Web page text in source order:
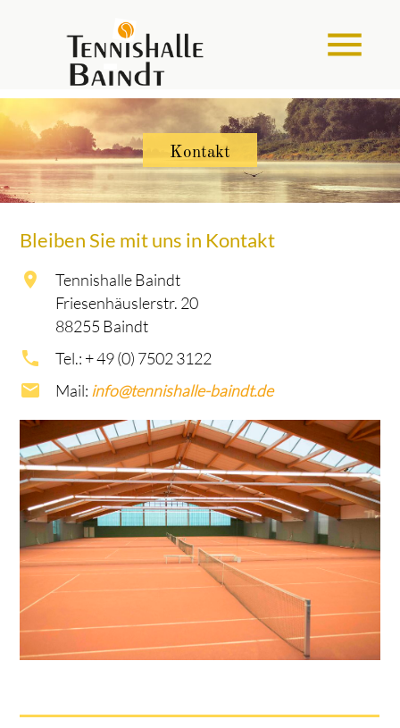
menu
Kontakt
Bleiben Sie mit uns in Kontakt
Tennishalle Baindt
Friesenhäuslerstr. 20
88255 Baindt
Tel.: + 49 (0) 7502 3122
Mail: info@tennishalle-baindt.de